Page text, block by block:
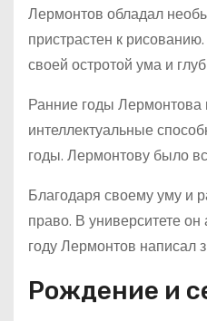
Лермонтов обладал
пристрастен к
своей остротой ума и
Ранние годы Лермонтова
интеллектуальные
годы. Лермонтову было
Благодаря своему уму и
право. В университете он
году Лермонтов написал
Рождение и